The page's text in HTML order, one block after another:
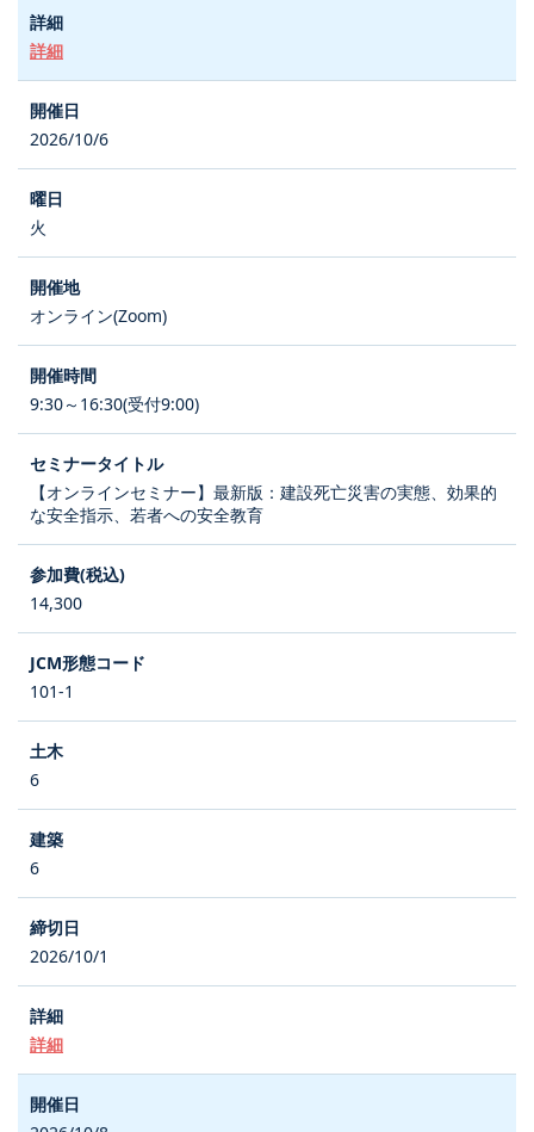
詳細
2026/10/6
火
オンライン(Zoom)
9:30～16:30(受付9:00)
【オンラインセミナー】最新版：建設死亡災害の実態、効果的
な安全指示、若者への安全教育
14,300
101-1
6
6
2026/10/1
詳細